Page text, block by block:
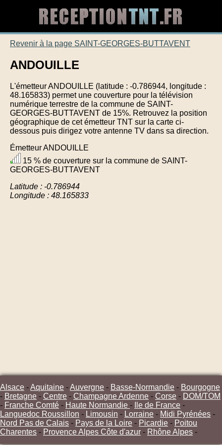
Revenir à la page SAINT-GEORGES-BUTTAVENT
ANDOUILLE
L'émetteur ANDOUILLE (latitude : -0.786944, longitude :
48.165833) permet une couverture pour la télévision
numérique terrestre de la commune de SAINT-
GEORGES-BUTTAVENT de 15%. Retrouvez la position
géographique de cet émetteur TNT sur la carte ci-
dessous puis dirigez votre antenne TV dans sa direction.
Émetteur ANDOUILLE
15 % de couverture sur la commune de SAINT-
GEORGES-BUTTAVENT
Latitude : -0.786944
Longitude : 48.165833
Alsace -Aquitaine -Auvergne - Basse-Normandie - Bourgogne
- Bretagne - Centre - Champagne Ardenne - Corse - DOM/TOM
- Franche Comté - Haute Normandie - Ile de France -
Languedoc Roussillon - Limousin - Lorraine - Midi Pyrénées -
Nord Pas de Calais - Pays de la Loire - Picardie - Poitou
Charentes - Provence Alpes Côte d'azur - Rhône Alpes -